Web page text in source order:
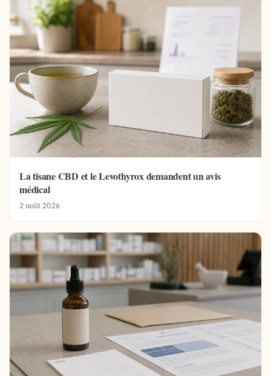
La tisane CBD et le Levothyrox demandent un avis
médical
2 août 2026